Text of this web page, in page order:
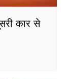
कार से